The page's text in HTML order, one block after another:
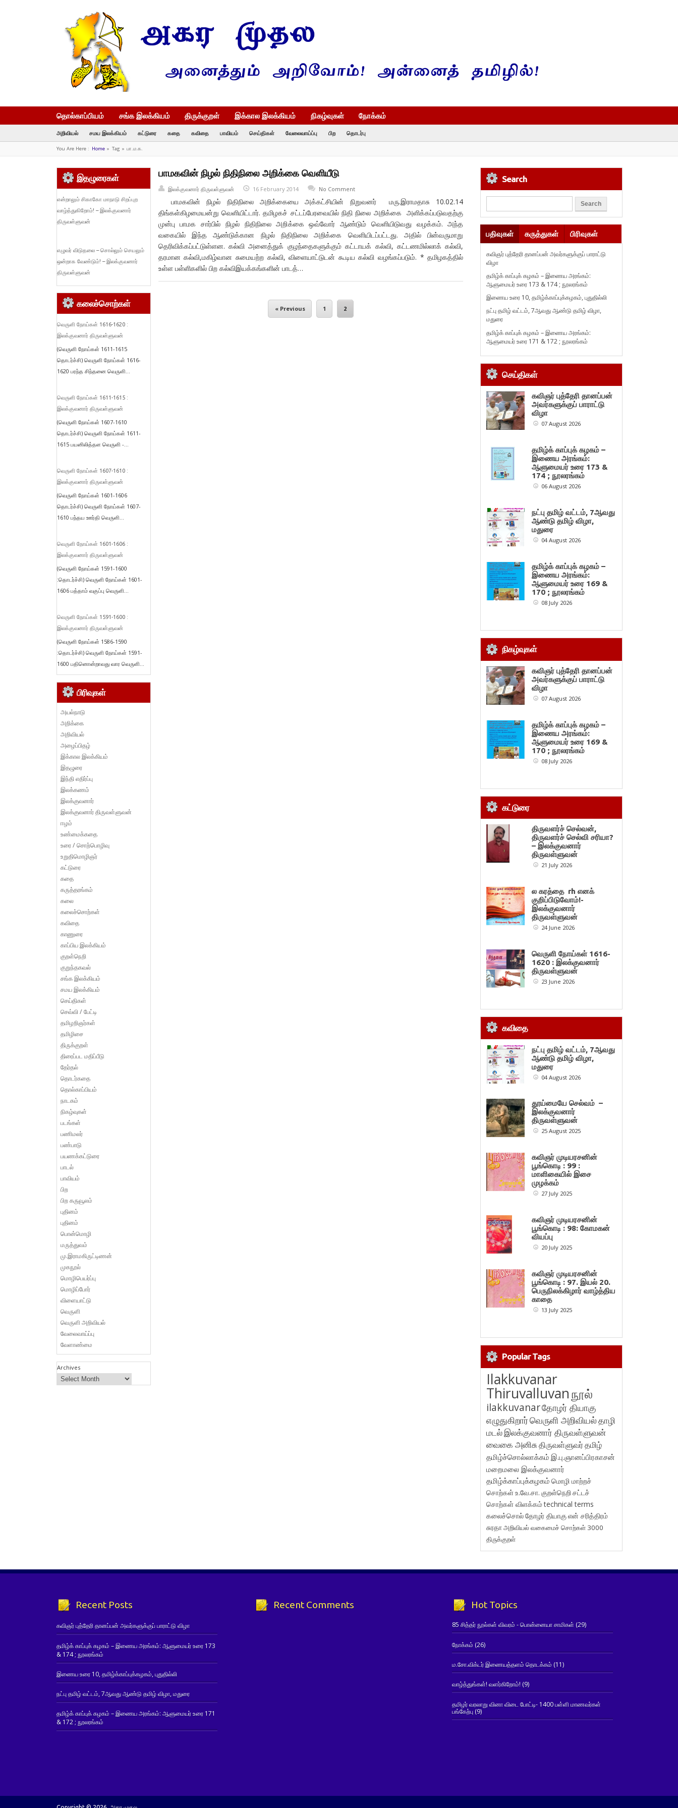
தொல்காப்பியம் சங்க இலக்கியம் திருக்குறள் இக்கால இலக்கியம் நிகழ்வுகள் நோக்கம்
அறிவியல் சமய இலக்கியம் கட்டுரை கதை கவிதை பாவியம் செய்திகள் வேலைவாய்ப்பு பிற தொடர்பு
You Are Here : Home» Tag » பா.ம.க.
பாமகவின் நிழல் நிதிநிலை அறிக்கை வெளியீடு
இலக்குவனார் திருவள்ளுவன் 16 February 2014 No Comment
பாமகவின் நிழல் நிதிநிலை அறிக்கையை அக்கட்சியின் நிறுவனர் மரு.இராமதாசு 10.02.14
திங்கள்கிழமையன்று வெளியிட்டார். தமிழகச் சட்டப்பேரவையில் நிதி நிலை அறிக்கை அளிக்கப்படுவதற்கு
முன்பு பாமக சார்பில் நிழல் நிதிநிலை அறிக்கை ஒவ்வோர் ஆண்டும் வெளியிடுவது வழக்கம். அந்த
வகையில் இந்த ஆண்டுக்கான நிழல் நிதிநிலை அறிக்கை வெளியிடப்பட்டது. அதில் பின்வருமாறு
தெரிவிக்கப்பட்டுள்ளன. கல்வி அனைத்துக் குழந்தைகளுக்கும் கட்டாயக் கல்வி, கட்டணமில்லாக் கல்வி,
தரமான கல்வி,மகிழ்வான சுமையற்ற கல்வி, விளையாட்டுடன் கூடிய கல்வி வழங்கப்படும். * தமிழகத்தில்
உள்ள பள்ளிகளில் பிற கல்விஇயக்கங்களின் பாடத்…
« Previous 1 2
இதழுரைகள்
என்றாலும் சிகாகோ மாநாடு சிறப்புற
வாழ்த்துகிறோம்! – இலக்குவனார்
திருவள்ளுவன்
எழுவர் விடுதலை – சொல்லும் செயலும்
ஒன்றாக வேண்டும்! – இலக்குவனார்
திருவள்ளுவன்
கலைச்சொற்கள்
வெருளி நோய்கள் 1616-1620 :
இலக்குவனார் திருவள்ளுவன்
(வெருளி நோய்கள் 1611-1615
தொடர்ச்சி) வெருளி நோய்கள் 1616-
1620 பரந்த சிந்தனை வெருளி...
வெருளி நோய்கள் 1611-1615 :
இலக்குவனார் திருவள்ளுவன்
(வெருளி நோய்கள் 1607-1610
தொடர்ச்சி) வெருளி நோய்கள் 1611-
1615 பயனிலித்தள வெருளி -...
வெருளி நோய்கள் 1607-1610 :
இலக்குவனார் திருவள்ளுவன்
(வெருளி நோய்கள் 1601-1606
தொடர்ச்சி) வெருளி நோய்கள் 1607-
1610 பந்தய ஊர்தி வெருளி...
வெருளி நோய்கள் 1601-1606 :
இலக்குவனார் திருவள்ளுவன்
(வெருளி நோய்கள் 1591-1600
:தொடர்ச்சி) வெருளி நோய்கள் 1601-
1606 பத்தாம் வகுப்பு வெருளி...
வெருளி நோய்கள் 1591-1600 :
இலக்குவனார் திருவள்ளுவன்
(வெருளி நோய்கள் 1586-1590
:தொடர்ச்சி) வெருளி நோய்கள் 1591-
1600 பதினொன்றாவது வார வெருளி...
பிரிவுகள்
அயல்நாடு
அறிக்கை
அறிவியல்
அழைப்பிதழ்
இக்கால இலக்கியம்
இதழுரை
இந்தி எதிர்ப்பு
இலக்கணம்
இலக்குவனார்
இலக்குவனார் திருவள்ளுவன்
ஈழம்
உண்மைக்கதை
உரை / சொற்பொழிவு
உறுதிமொழிஞர்
கட்டுரை
கதை
கருத்தரங்கம்
கலை
கலைச்சொற்கள்
கவிதை
காணுரை
காப்பிய இலக்கியம்
குறள்நெறி
குறுந்தகவல்
சங்க இலக்கியம்
சமய இலக்கியம்
செய்திகள்
செவ்வி / பேட்டி
தமிழறிஞர்கள்
தமிழிசை
திருக்குறள்
திரைப்பட மதிப்பீடு
தேர்தல்
தொடர்கதை
தொல்காப்பியம்
நாடகம்
நிகழ்வுகள்
படங்கள்
பணிமலர்
பண்பாடு
பயணக்கட்டுரை
பாடல்
பாவியம்
பிற
பிற கருவூலம்
புதினம்
புதினம்
பொன்மொழி
மருத்துவம்
மு.இராமகிருட்டிணன்
முகநூல்
மொழிபெயர்ப்பு
மொழிப்போர்
விளையாட்டு
வெருளி
வெருளி அறிவியல்
வேலைவாய்ப்பு
வேளாண்மை
Archives
Search
பதிவுகள் கருத்துகள் பிரிவுகள்
கவிஞர் புத்தேரி தானப்பன் அவர்களுக்குப் பாராட்டு
விழா
தமிழ்க் காப்புக் கழகம் – இணைய அரங்கம்:
ஆளுமையர் உரை 173 & 174 ; நூலரங்கம்
இணைய உரை 10, தமிழ்க்காப்புக்கழகம், புதுதில்லி
நட்பு தமிழ் வட்டம், 7ஆவது ஆண்டு தமிழ் விழா,
மதுரை
தமிழ்க் காப்புக் கழகம் – இணைய அரங்கம்:
ஆளுமையர் உரை 171 & 172 ; நூலரங்கம்
செய்திகள்
கவிஞர் புத்தேரி தானப்பன்
அவர்களுக்குப் பாராட்டு
விழா
07 August 2026
தமிழ்க் காப்புக் கழகம் –
இணைய அரங்கம்:
ஆளுமையர் உரை 173 &
174 ; நூலரங்கம்
06 August 2026
நட்பு தமிழ் வட்டம், 7ஆவது
ஆண்டு தமிழ் விழா,
மதுரை
04 August 2026
தமிழ்க் காப்புக் கழகம் –
இணைய அரங்கம்:
ஆளுமையர் உரை 169 &
170 ; நூலரங்கம்
08 July 2026
நிகழ்வுகள்
கவிஞர் புத்தேரி தானப்பன்
அவர்களுக்குப் பாராட்டு
விழா
07 August 2026
தமிழ்க் காப்புக் கழகம் –
இணைய அரங்கம்:
ஆளுமையர் உரை 169 &
170 ; நூலரங்கம்
08 July 2026
கட்டுரை
திருவளர்ச் செல்வன்,
திருவளர்ச் செல்வி சரியா?
– இலக்குவனார்
திருவள்ளுவன்
21 July 2026
ல கரத்தை rh எனக்
குறிப்பிடுவோம்!-
இலக்குவனார்
திருவள்ளுவன்
24 June 2026
வெருளி நோய்கள் 1616-
1620 : இலக்குவனார்
திருவள்ளுவன்
23 June 2026
கவிதை
நட்பு தமிழ் வட்டம், 7ஆவது
ஆண்டு தமிழ் விழா,
மதுரை
04 August 2026
தூய்மையே செல்வம் –
இலக்குவனார்
திருவள்ளுவன்
25 August 2025
கவிஞர் முடியரசனின்
பூங்கொடி : 99 :
மாளிகையில் இசை
முழக்கம்
27 July 2025
கவிஞர் முடியரசனின்
பூங்கொடி : 98: கோமகன்
வியப்பு
20 July 2025
கவிஞர் முடியரசனின்
பூங்கொடி : 97. இயல் 20.
பெருநிலக்கிழார் வாழ்த்திய
காதை
13 July 2025
Popular Tags
Ilakkuvanar
Thiruvalluvanநூல்
ilakkuvanarதோழர் தியாகு
எழுதுகிறார்வெருளி அறிவியல்தாழி
மடல்இலக்குவனார் திருவள்ளுவன்
வைகை அனிசுதிருவள்ளுவர்தமிழ்
தமிழ்ச்சொல்லாக்கம் இ.பு.ஞானப்பிரகாசன்
மறைமலை இலக்குவனார்
தமிழ்க்காப்புக்கழகம் மொழி மாற்றச்
சொற்கள்உ.வே.சா. குறள்நெறி சட்டச்
சொற்கள் விளக்கம்technical terms
கலைச்சொல்தோழர் தியாகுஎன் சரித்திரம்
சுரதாஅறிவியல் வகைமைச் சொற்கள் 3000
திருக்குறள்
Recent Posts
கவிஞர் புத்தேரி தானப்பன் அவர்களுக்குப் பாராட்டு விழா
தமிழ்க் காப்புக் கழகம் – இணைய அரங்கம்: ஆளுமையர் உரை 173
& 174 ; நூலரங்கம்
இணைய உரை 10, தமிழ்க்காப்புக்கழகம், புதுதில்லி
நட்பு தமிழ் வட்டம், 7ஆவது ஆண்டு தமிழ் விழா, மதுரை
தமிழ்க் காப்புக் கழகம் – இணைய அரங்கம்: ஆளுமையர் உரை 171
& 172 ; நூலரங்கம்
Recent Comments Hot Topics
85 சித்தர் நூல்கள் விவரம் - பொன்னையா சாமிகள் (29)
நோக்கம் (26)
ம.சோ.விக்டர் இணையத்தளம் தொடக்கம் (11)
வாழ்த்துங்கள்! வளர்கிறோம்! (9)
தமிழர் வரலாறு வினா விடை போட்டி- 1400 பள்ளி மாணவர்கள்
பங்கேற்பு(9)